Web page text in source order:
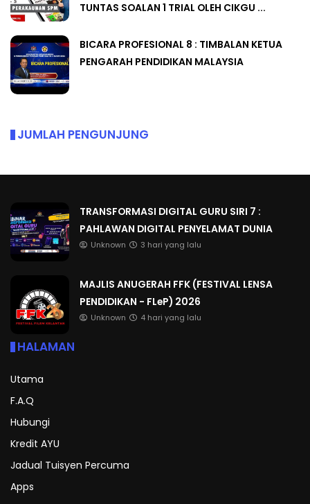
TUNTAS SOALAN 1 TRIAL OLEH CIKGU ...
BICARA PROFESIONAL 8 : TIMBALAN KETUA
PENGARAH PENDIDIKAN MALAYSIA
JUMLAH PENGUNJUNG
TRANSFORMASI DIGITAL GURU SIRI 7 :
PAHLAWAN DIGITAL PENYELAMAT DUNIA
Unknown 3 hari yang lalu
MAJLIS ANUGERAH FFK (FESTIVAL LENSA
PENDIDIKAN - FLeP) 2026
Unknown 4 hari yang lalu
HALAMAN
Utama
F.A.Q
Hubungi
Kredit AYU
Jadual Tuisyen Percuma
Apps